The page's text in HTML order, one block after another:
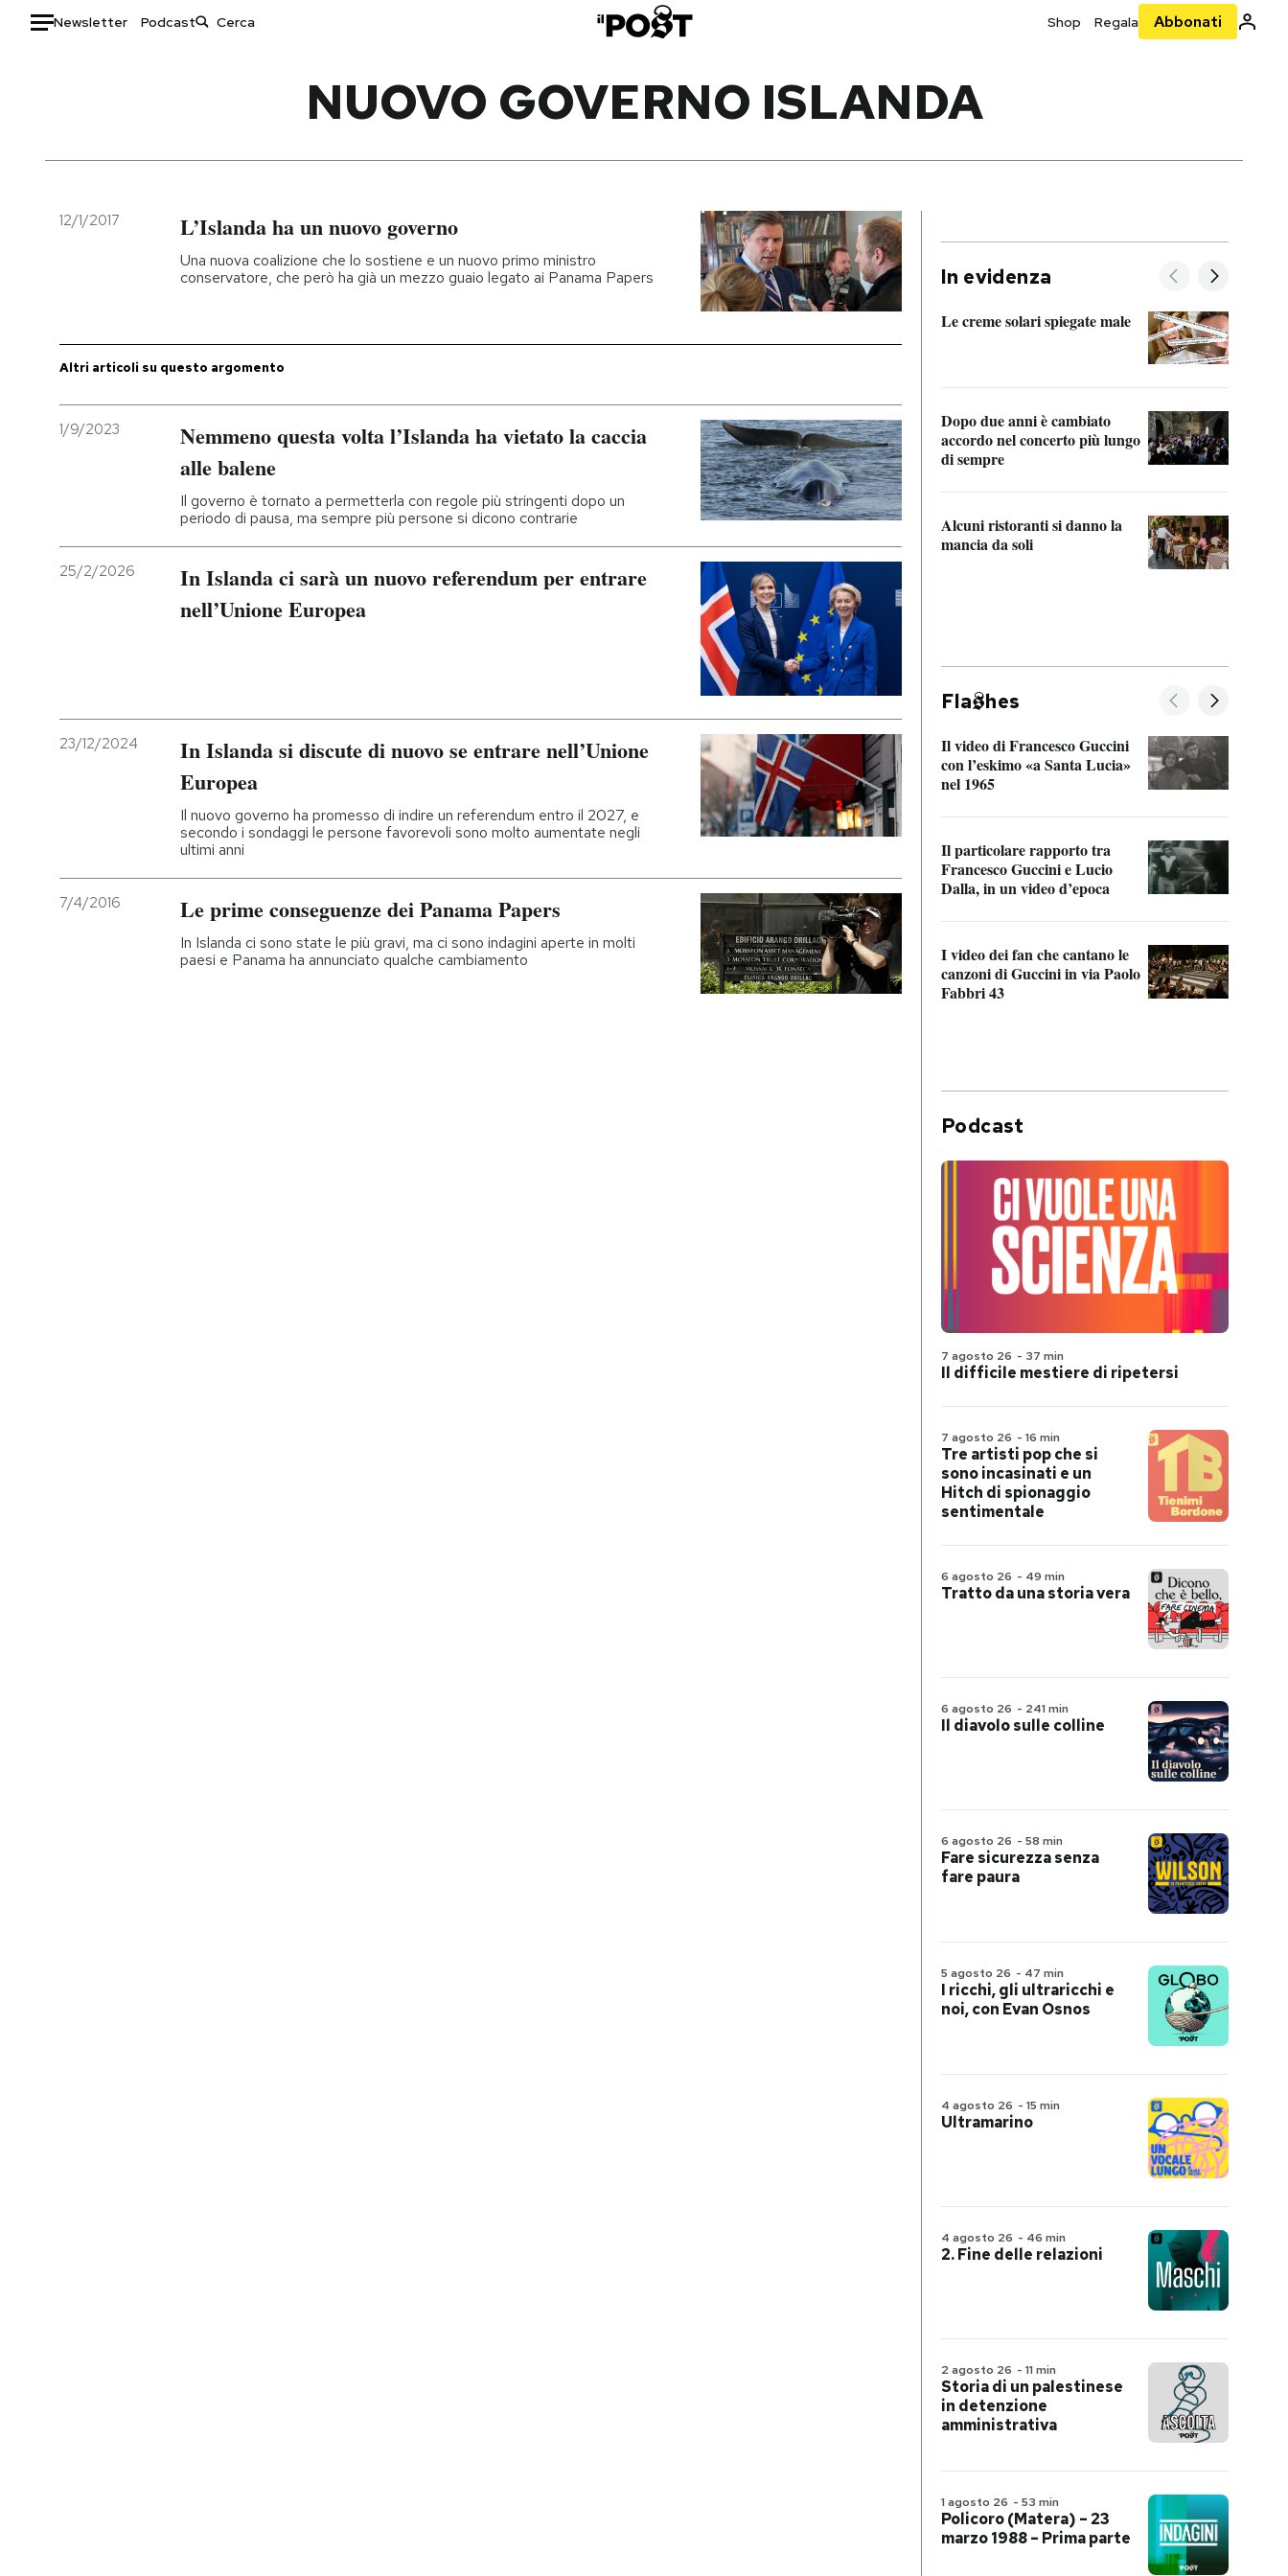
Newsletter Podcast Shop Regala Abbonati
Italia
Politica
Moda
Ok Boomer!
CALENDARIO
AREA PERSONALE
NUOVO GOVERNO ISLANDA
12/1/2017 L’Islanda ha un nuovo governo
Una nuova coalizione che lo sostiene e un nuovo primo ministro
conservatore, che però ha già un mezzo guaio legato ai Panama Papers
Altri articoli su questo argomento
1/9/2023
Nemmeno questa volta l’Islanda ha vietato la caccia
alle balene
Il governo è tornato a permetterla con regole più stringenti dopo un
periodo di pausa, ma sempre più persone si dicono contrarie
25/2/2026
In Islanda ci sarà un nuovo referendum per entrare
nell’Unione Europea
23/12/2024
In Islanda si discute di nuovo se entrare nell’Unione
Europea
Il nuovo governo ha promesso di indire un referendum entro il 2027, e
secondo i sondaggi le persone favorevoli sono molto aumentate negli
ultimi anni
7/4/2016 Le prime conseguenze dei Panama Papers
In Islanda ci sono state le più gravi, ma ci sono indagini aperte in molti
paesi e Panama ha annunciato qualche cambiamento
In evidenza
Le creme solari spiegate male
Dopo due anni è cambiato
accordo nel concerto più lungo
di sempre
Alcuni ristoranti si danno la
mancia da soli
Fla hes
Il video di Francesco Guccini
con l’eskimo «a Santa Lucia»
nel 1965
Il particolare rapporto tra
Francesco Guccini e Lucio
Dalla, in un video d’epoca
I video dei fan che cantano le
canzoni di Guccini in via Paolo
Fabbri 43
Podcast
7 agosto 26 - 37 min
Il difficile mestiere di ripetersi
7 agosto 26 - 16 min
Tre artisti pop che si
sono incasinati e un
Hitch di spionaggio
sentimentale
6 agosto 26 - 49 min
Tratto da una storia vera
6 agosto 26 - 241 min
Il diavolo sulle colline
6 agosto 26 - 58 min
Fare sicurezza senza
fare paura
5 agosto 26 - 47 min
I ricchi, gli ultraricchi e
noi, con Evan Osnos
4 agosto 26 - 15 min
Ultramarino
4 agosto 26 - 46 min
2. Fine delle relazioni
2 agosto 26 - 11 min
Storia di un palestinese
in detenzione
amministrativa
1 agosto 26 - 53 min
Policoro (Matera) – 23
marzo 1988 – Prima parte